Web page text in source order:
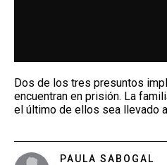
Dos de los tres presuntos
encuentran en prisión. La
el último de ellos sea llevado
PAULA SABOGAL